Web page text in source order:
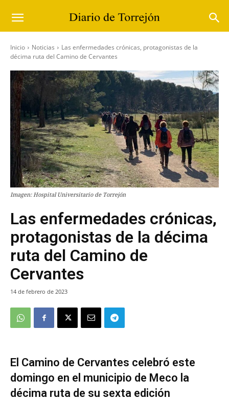
Inicio Noticias
Las enfermedades crónicas, protagonistas de la
décima ruta del Camino de Cervantes
Imagen: Hospital Universitario de Torrejón
Las enfermedades crónicas,
protagonistas de la décima
ruta del Camino de
Cervantes
14 de febrero de 2023
El Camino de Cervantes celebró este
domingo en el municipio de Meco la
décima ruta de su sexta edición